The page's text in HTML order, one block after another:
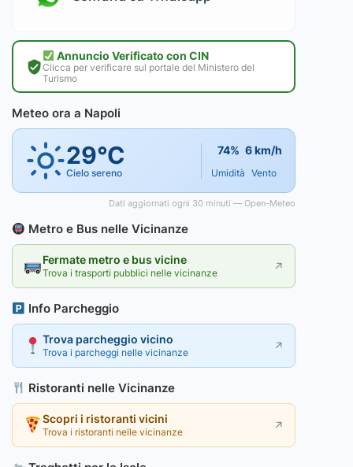
Annuncio Verificato con CIN
Clicca per verificare sul portale del Ministero del
Turismo
Meteo ora a Napoli
29°C
Cielo sereno
74%
Umidità
6 km/h
Vento
Dati aggiornati ogni 30 minuti — Open-Meteo
Metro e Bus nelle Vicinanze
Fermate metro e bus vicine
Trova i trasporti pubblici nelle vicinanze ↗
Info Parcheggio
Trova parcheggio vicino
Trova i parcheggi nelle vicinanze ↗
Ristoranti nelle Vicinanze
Scopri i ristoranti vicini
Trova i ristoranti nelle vicinanze ↗